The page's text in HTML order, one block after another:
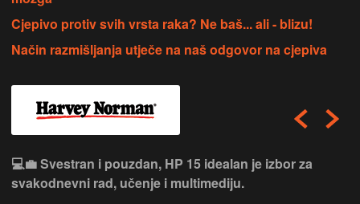
Cjepivo protiv svih vrsta raka? Ne baš... ali - blizu!
Način razmišljanja utječe na naš odgovor na cjepiva
💻💼 Svestran i pouzdan, HP 15 idealan je izbor za
svakodnevni rad, učenje i multimediju.